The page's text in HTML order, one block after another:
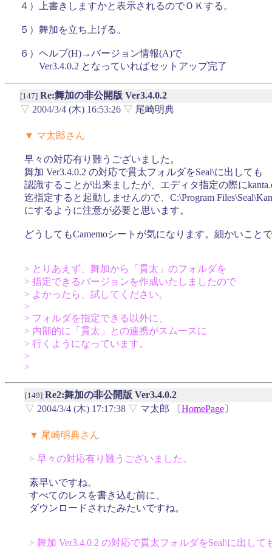
４）上書きしますかと表示されるのでＯＫする。
５）舞加を立ち上げる。
６）ヘルプ(H)→バージョン情報(A)で
Ver3.4.0.2 となっていればセットアップ完了
[147] Re:舞加の非公開版 Ver3.4.0.2
▽ 2004/3/4 (木) 16:53:26 ▽ 尾崎明典
▼ マ太郎さん
早々の対応有り難うございました。
舞加 Ver3.4.0.2 の対応で貫太フォルダをSeal\に出しても
認識することが出来ましたが、エディタ指定の際に
迄指定すると起動しませんので、C:\Program
にするように注意が必要と思います。
どうしてもCamemoシートが気になります。細かいこと
> とりあえず、舞加から「貫太」のフォルダを
> 指定できるバージョンを作成いたしましたので
> よかったら、試してください。
>
> フォルダを指定できる以外に、
> 内部的に「貫太」との連携がスムースに
> 行くようになっています。
>
>
[149] Re2:舞加の非公開版 Ver3.4.0.2
▽ 2004/3/4 (木) 17:17:38 ▽ マ太郎 〔HomePage〕
▼ 尾崎明典さん
> 早々の対応有り難うございました。
素早いですね。
すべてのレスを書き込む前に、
ダウンロードされたみたいですね。
> 舞加 Ver3.4.0.2 の対応で貫太フォルダをSeal\に出して